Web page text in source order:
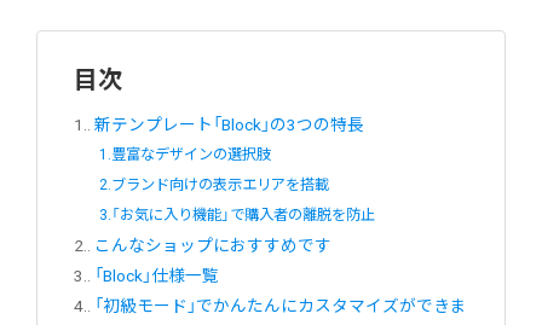
目次
1. 新テンプレート「Block」の3つの特長
1.豊富なデザインの選択肢
2.ブランド向けの表示エリアを搭載
3.「お気に入り機能」で購入者の離脱を防止
2.
こんなショップにおすすめです
3.
「Block」仕様一覧
4.
「初級モード」でかんたんにカスタマイズができま